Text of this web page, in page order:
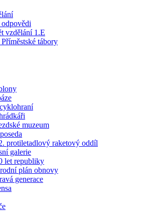
vzdělání 1.E
tábory
muzeum
protiletadlový raketový oddíl
galerie
let republiky
plán obnovy
generace